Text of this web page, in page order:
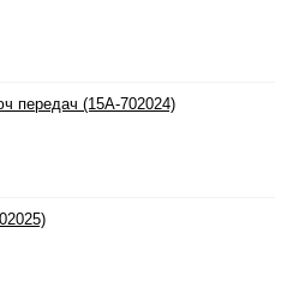
передач (15A-702024)